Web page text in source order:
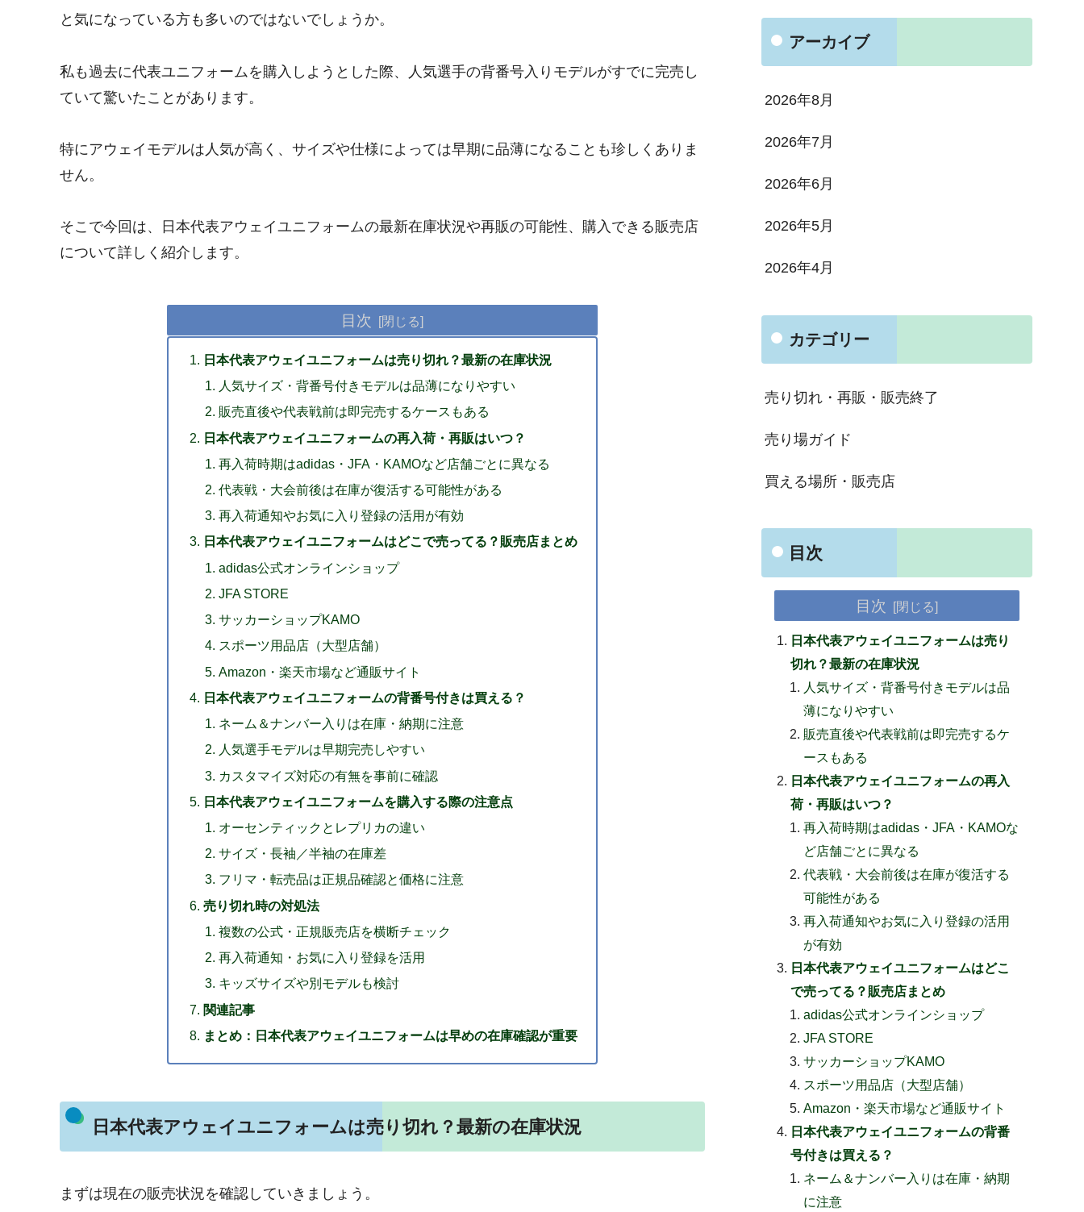
と気になっている方も多いのではないでしょうか。
私も過去に代表ユニフォームを購入しようとした際、人気選手の背番号入りモデルがすでに完売し
ていて驚いたことがあります。
特にアウェイモデルは人気が高く、サイズや仕様によっては早期に品薄になることも珍しくありま
せん。
そこで今回は、日本代表アウェイユニフォームの最新在庫状況や再販の可能性、購入できる販売店
について詳しく紹介します。
目次
日本代表アウェイユニフォームは売り切れ？最新の在庫状況
人気サイズ・背番号付きモデルは品薄になりやすい
販売直後や代表戦前は即完売するケースもある
日本代表アウェイユニフォームの再入荷・再販はいつ？
再入荷時期はadidas・JFA・KAMOなど店舗ごとに異なる
代表戦・大会前後は在庫が復活する可能性がある
再入荷通知やお気に入り登録の活用が有効
日本代表アウェイユニフォームはどこで売ってる？販売店まとめ
adidas公式オンラインショップ
JFA STORE
サッカーショップKAMO
スポーツ用品店（大型店舗）
Amazon・楽天市場など通販サイト
日本代表アウェイユニフォームの背番号付きは買える？
ネーム＆ナンバー入りは在庫・納期に注意
人気選手モデルは早期完売しやすい
カスタマイズ対応の有無を事前に確認
日本代表アウェイユニフォームを購入する際の注意点
オーセンティックとレプリカの違い
サイズ・長袖／半袖の在庫差
フリマ・転売品は正規品確認と価格に注意
売り切れ時の対処法
複数の公式・正規販売店を横断チェック
再入荷通知・お気に入り登録を活用
キッズサイズや別モデルも検討
関連記事
まとめ：日本代表アウェイユニフォームは早めの在庫確認が重要
日本代表アウェイユニフォームは売り切れ？最新の在庫状況
まずは現在の販売状況を確認していきましょう。
アーカイブ
2026年8月
2026年7月
2026年6月
2026年5月
2026年4月
カテゴリー
売り切れ・再販・販売終了
売り場ガイド
買える場所・販売店
目次
目次
日本代表アウェイユニフォームは売り
切れ？最新の在庫状況
人気サイズ・背番号付きモデルは品
薄になりやすい
販売直後や代表戦前は即完売するケ
ースもある
日本代表アウェイユニフォームの再入
荷・再販はいつ？
再入荷時期はadidas・JFA・KAMOな
ど店舗ごとに異なる
代表戦・大会前後は在庫が復活する
可能性がある
再入荷通知やお気に入り登録の活用
が有効
日本代表アウェイユニフォームはどこ
で売ってる？販売店まとめ
adidas公式オンラインショップ
JFA STORE
サッカーショップKAMO
スポーツ用品店（大型店舗）
Amazon・楽天市場など通販サイト
日本代表アウェイユニフォームの背番
号付きは買える？
ネーム＆ナンバー入りは在庫・納期
に注意